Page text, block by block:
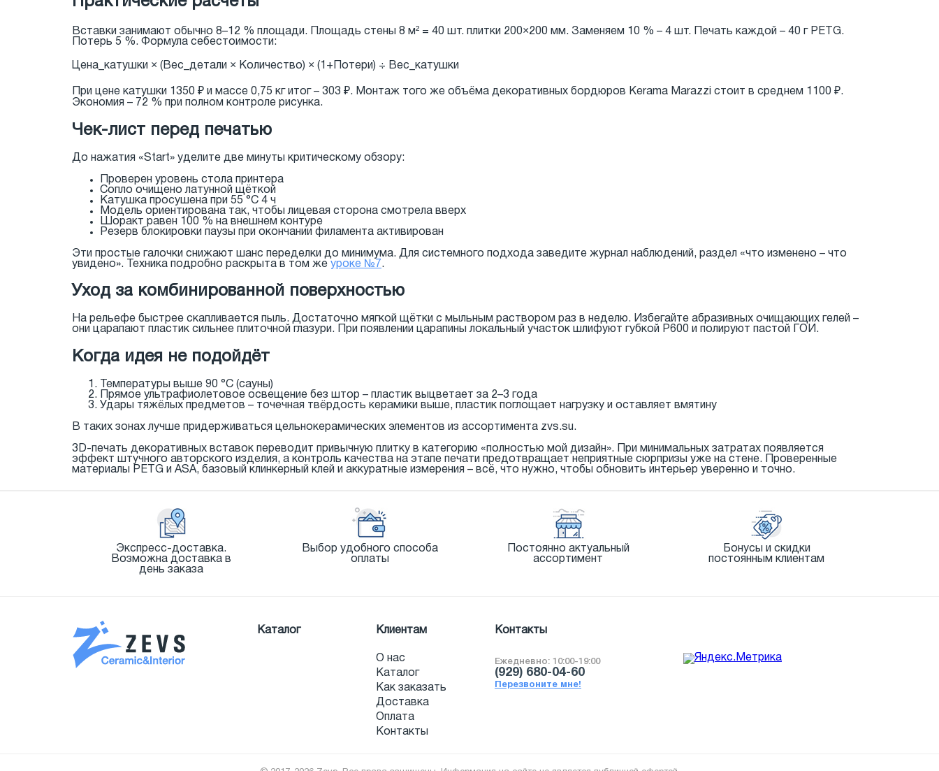
Вставки занимают обычно 8–12 % площади. Площадь стены 8 м² = 40 шт. плитки 200×200 мм. Заменяем 10 % – 4 шт. Печать каждой – 40 г PETG.
Потерь 5 %. Формула себестоимости:
Цена_катушки × (Вес_детали × Количество) × (1+Потери) ÷ Вес_катушки
При цене катушки 1350 ₽ и массе 0,75 кг итог – 303 ₽. Монтаж того же объёма декоративных бордюров Kerama Marazzi стоит в среднем 1100 ₽.
Экономия – 72 % при полном контроле рисунка.
Чек-лист перед печатью
До нажатия «Start» уделите две минуты критическому обзору:
Проверен уровень стола принтера
Сопло очищено латунной щёткой
Катушка просушена при 55 °C 4 ч
Модель ориентирована так, чтобы лицевая сторона смотрела вверх
Шоракт равен 100 % на внешнем контуре
Резерв блокировки паузы при окончании филамента активирован
Эти простые галочки снижают шанс переделки до минимума. Для системного подхода заведите журнал наблюдений, раздел «что изменено – что
увидено». Техника подробно раскрыта в том же уроке №7 .
Уход за комбинированной поверхностью
На рельефе быстрее скапливается пыль. Достаточно мягкой щётки с мыльным раствором раз в неделю. Избегайте абразивных очищающих гелей –
они царапают пластик сильнее плиточной глазури. При появлении царапины локальный участок шлифуют губкой Р600 и полируют пастой ГОИ.
Когда идея не подойдёт
Температуры выше 90 °C (сауны)
Прямое ультрафиолетовое освещение без штор – пластик выцветает за 2–3 года
Удары тяжёлых предметов – точечная твёрдость керамики выше, пластик поглощает нагрузку и оставляет вмятину
В таких зонах лучше придерживаться цельнокерамических элементов из ассортимента zvs.su.
3D-печать декоративных вставок переводит привычную плитку в категорию «полностью мой дизайн». При минимальных затратах появляется
эффект штучного авторского изделия, а контроль качества на этапе печати предотвращает неприятные сюрпризы уже на стене. Проверенные
материалы PETG и ASA, базовый клинкерный клей и аккуратные измерения – всё, что нужно, чтобы обновить интерьер уверенно и точно.
Экспресс-доставка.
Возможна доставка в
день заказа
Выбор удобного способа
оплаты
Постоянно актуальный
ассортимент
Бонусы и скидки
постоянным клиентам
Каталог Клиентам
О нас
Каталог
Как заказать
Доставка
Оплата
Контакты
Контакты
Ежедневно: 10:00-19:00
(929) 680-04-60
Перезвоните мне!